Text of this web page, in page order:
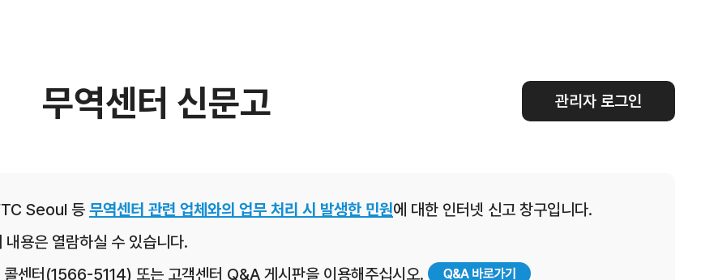
무역센터 신문고 관리자 로그인
Seoul 등 무역센터 관련 업체와의 업무 처리 시 발생한 민원에 대한 인터넷 신고 창구입니다.
용은 열람하실 수 있습니다.
센터(1566-5114) 또는 고객센터 Q&A 게시판을 이용해주십시오.